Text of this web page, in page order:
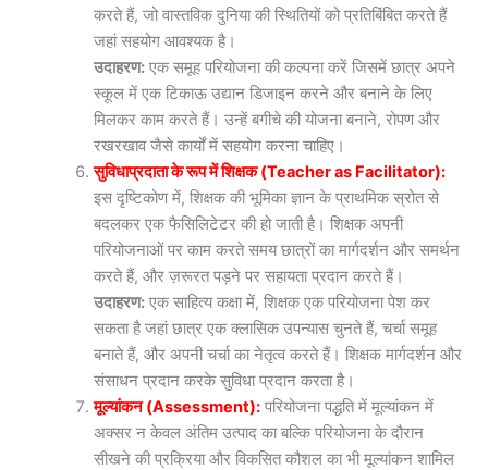
करते हैं, जो वास्तविक दुनिया की स्थितियों को प्रतिबिंबित करते हैं
जहां सहयोग आवश्यक है।
उदाहरण: एक समूह परियोजना की कल्पना करें जिसमें छात्र अपने
स्कूल में एक टिकाऊ उद्यान डिजाइन करने और बनाने के लिए
मिलकर काम करते हैं। उन्हें बगीचे की योजना बनाने, रोपण और
रखरखाव जैसे कार्यों में सहयोग करना चाहिए।
सुविधाप्रदाता के रूप में शिक्षक (Teacher as Facilitator):
इस दृष्टिकोण में, शिक्षक की भूमिका ज्ञान के प्राथमिक स्रोत से
बदलकर एक फैसिलिटेटर की हो जाती है। शिक्षक अपनी
परियोजनाओं पर काम करते समय छात्रों का मार्गदर्शन और समर्थन
करते हैं, और ज़रूरत पड़ने पर सहायता प्रदान करते हैं।
उदाहरण: एक साहित्य कक्षा में, शिक्षक एक परियोजना पेश कर
सकता है जहां छात्र एक क्लासिक उपन्यास चुनते हैं, चर्चा समूह
बनाते हैं, और अपनी चर्चा का नेतृत्व करते हैं। शिक्षक मार्गदर्शन और
संसाधन प्रदान करके सुविधा प्रदान करता है।
मूल्यांकन (Assessment): परियोजना पद्धति में मूल्यांकन में
अक्सर न केवल अंतिम उत्पाद का बल्कि परियोजना के दौरान
सीखने की प्रक्रिया और विकसित कौशल का भी मूल्यांकन शामिल